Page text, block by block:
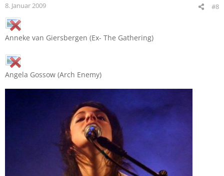
8. Januar 2009 #8
Anneke van Giersbergen (Ex- The Gathering)
Angela Gossow (Arch Enemy)